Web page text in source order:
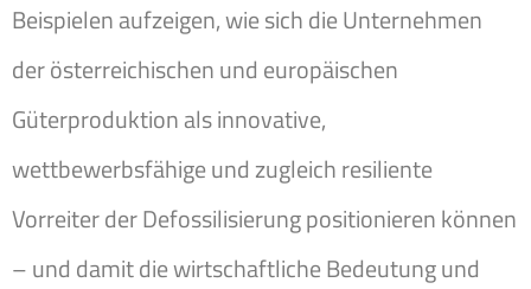
Beispielen aufzeigen, wie sich die Unternehmen
der österreichischen und europäischen
Güterproduktion als innovative,
wettbewerbsfähige und zugleich resiliente
Vorreiter der Defossilisierung positionieren können
– und damit die wirtschaftliche Bedeutung und